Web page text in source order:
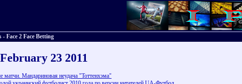
Face 2 Face Betting
23 2011
матчи. Мандариновая неудача "Тоттенхэма"